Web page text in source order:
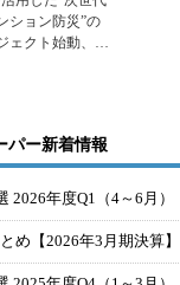
ション防災”の
ェクト始動、大
パー新着情報
2026年度Q1（4～6月）
め【2026年3月期決算】